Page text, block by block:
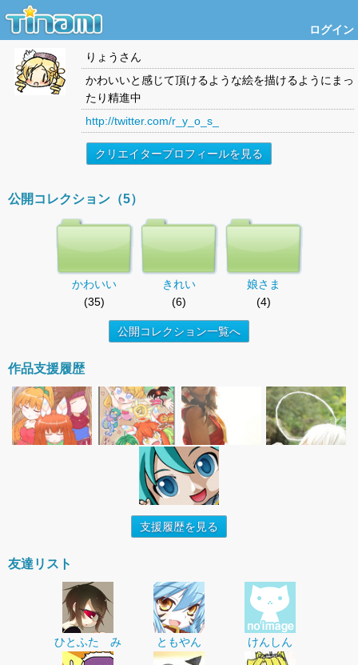
ログイン
りょう さん
かわいいと感じて頂けるような絵を描けるようにまっ
たり精進中
http://twitter.com/r_y_o_s_
クリエイタープロフィールを見る
公開コレクション（5）
かわいい
(35)
きれい
(6)
娘さま
(4)
公開コレクション一覧へ
作品支援履歴
支援履歴を見る
友達リスト
ひとふた み ともやん けんしん